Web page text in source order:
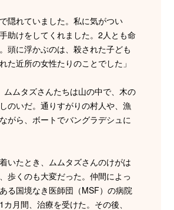
隠れていました。私に気がつい
助けをしてくれました。2人とも命
頭に浮かぶのは、殺された子ども
た近所の女性たりのことでした」
ムムタズさんたちは山の中で、木の
のいだ。通りすがりの村人や、漁
がら、ボートでバングラデシュに
いたとき、ムムタズさんのけがは
歩くのも大変だった。仲間によっ
る国境なき医師団（MSF）の病院
月間、治療を受けた。その後、